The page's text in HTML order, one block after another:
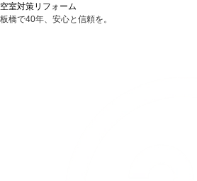
空室対策リフォーム
板橋で40年、安心と信頼を。